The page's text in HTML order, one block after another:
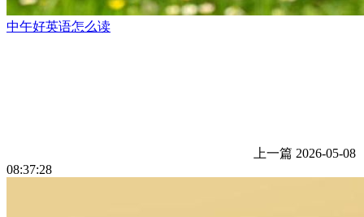
中午好英语怎么读
上一篇 2026-05-08
08:37:28